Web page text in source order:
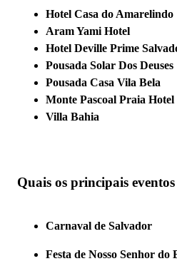
Hotel Casa do Amarelindo
Aram Yami Hotel
Hotel Deville Prime
Pousada Solar Dos Deuses
Pousada Casa Vila Bela
Monte Pascoal Praia Hotel
Villa Bahia
Quais os principais
Carnaval de Salvador
Festa de Nosso Senhor do